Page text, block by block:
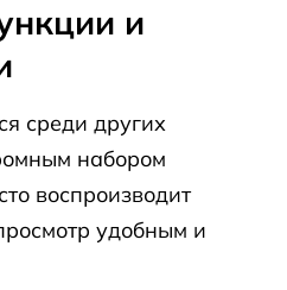
и
среди других
набором
воспроизводит
удобным и